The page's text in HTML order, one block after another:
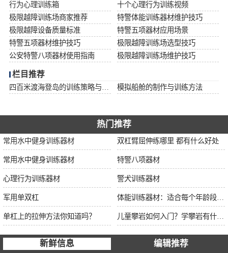
行为心理训练箱
十个心理行为训练视频
极限越障训练场商家推荐
特警体能训练器材维护技巧
极限越障设备质量标准
特警五项器材应用场景
特警五项器材维护技巧
极限越障训练场选型技巧
公安特警八项器材使用指南
极限越障训练场维护技巧
栏目推荐
模拟船舱的制作与训练方法
热门推荐
常用水中健身训练器材 双杠臂屈伸练哪里 都有什么好处
常用水中健身训练器材 特警八项器材
心理行为训练器材 警犬训练器材
军用单双杠
单杠上的拉伸方法你知道吗？
新鲜信息 编辑推荐